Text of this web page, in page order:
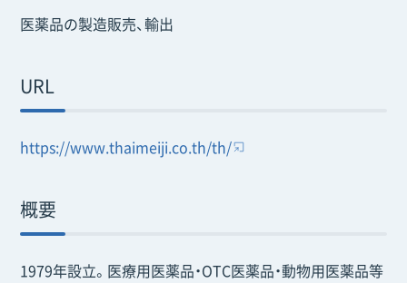
医薬品の製造販売、輸出
URL
https://www.thaimeiji.co.th/th/
概要
1979年設立。医療用医薬品・OTC医薬品・動物用医薬品等